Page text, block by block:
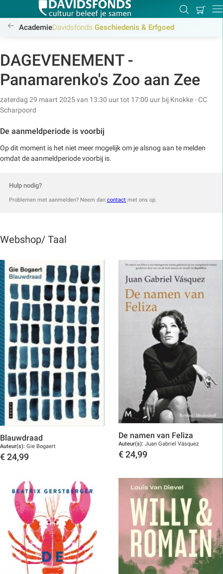
Zoeken
Mijn
/academie/geschiedenis-erfgoed/geschiedenis-erfgoed
AcademieDavidsfonds Geschiedenis & Erfgoed
DAGEVENEMENT -
Panamarenko's Zoo aan Zee
zaterdag 29 maart 2025 van 13:30 uur tot 17:00 uur bij Knokke - CC
Scharpoord
De aanmeldperiode is voorbij
Op dit moment is het niet meer mogelijk om je alsnog aan te melden
omdat de aanmeldperiode voorbij is.
Hulp nodig?
Problemen met aanmelden? Neem dan contactmet ons op.
Webshop/ Taal
Blauwdraad
Auteur(s): Gie Bogaert
€ 24,99
De namen van Feliza
Auteur(s): Juan Gabriel Vásquez
€ 24,99
Zoek:
Zoeken